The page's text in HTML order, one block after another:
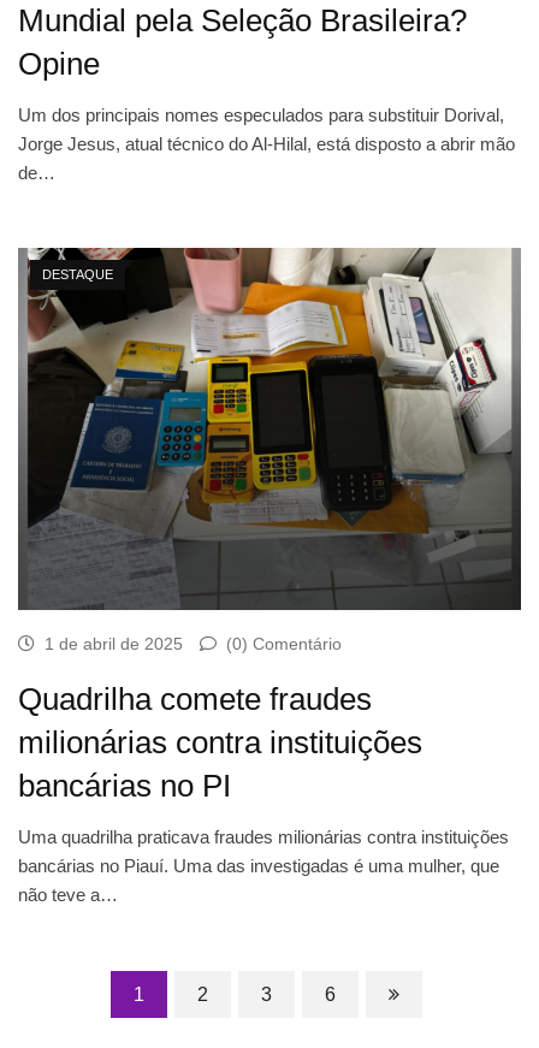
Mundial pela Seleção Brasileira?
Opine
Um dos principais nomes especulados para substituir Dorival,
Jorge Jesus, atual técnico do Al-Hilal, está disposto a abrir mão
de…
DESTAQUE
1 de abril de 2025 (0) Comentário
Quadrilha comete fraudes
milionárias contra instituições
bancárias no PI
Uma quadrilha praticava fraudes milionárias contra instituições
bancárias no Piauí. Uma das investigadas é uma mulher, que
não teve a…
1 2 3 6